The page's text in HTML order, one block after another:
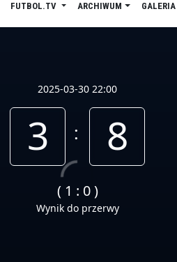
FUTBOL.TV ARCHIWUM GALERIA
2025-03-30 22:00
3 : 8
( 1 : 0 )
Wynik do przerwy